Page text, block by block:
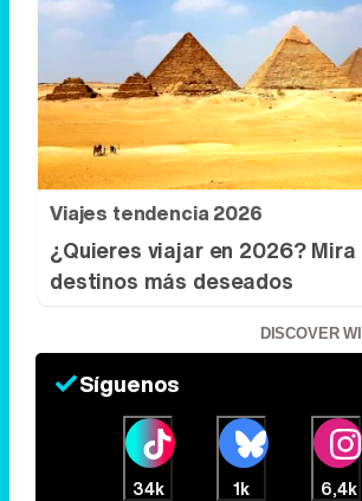
Viajes tendencia 2026
¿Quieres viajar en 2026? Mira
destinos más deseados
DISCOVER
Síguenos
6,4k
Eliminar anuncios